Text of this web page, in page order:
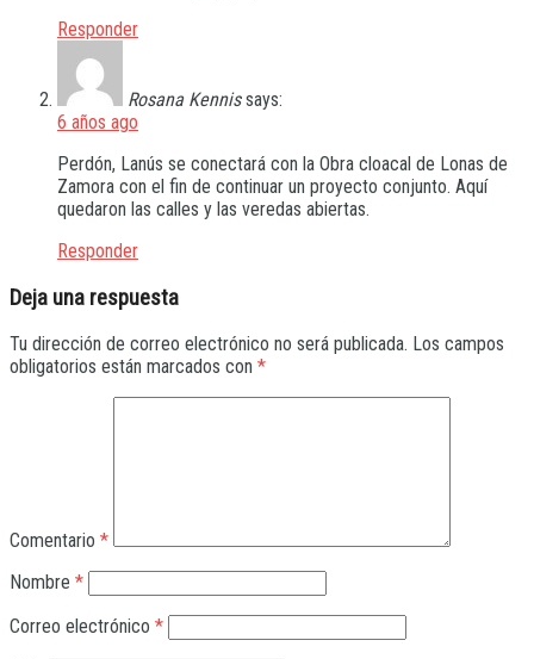
Responder
Rosana Kennis says:
6 años ago
Perdón, Lanús se conectará con la Obra cloacal de Lonas de
Zamora con el fin de continuar un proyecto conjunto. Aquí
quedaron las calles y las veredas abiertas.
Responder
Deja una respuesta
Tu dirección de correo electrónico no será publicada. Los campos
obligatorios están marcados con *
Comentario *
Nombre *
Correo electrónico *